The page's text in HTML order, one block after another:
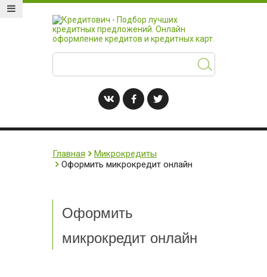
Главная
Микрокредиты
Оформить микрокредит онлайн
Оформить
микрокредит онлайн